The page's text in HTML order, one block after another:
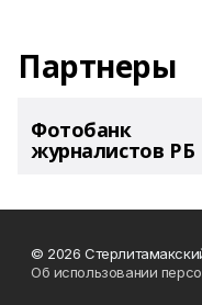
Партнеры
Фотобанк
журналистов РБ
© 2026
Об использовании